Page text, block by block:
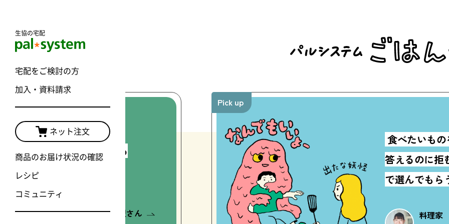
生協の宅配
宅配をご検討の方
加入・資料請求
ネット注文
商品のお届け状況の確認
レシピ
コミュニティ
じなお米をおいしく食べる
の米（マイ）ルール
フードユニット ごはん同盟さん
Pick up
食べたいも
答えるのに拒
で選んでもら
料理家